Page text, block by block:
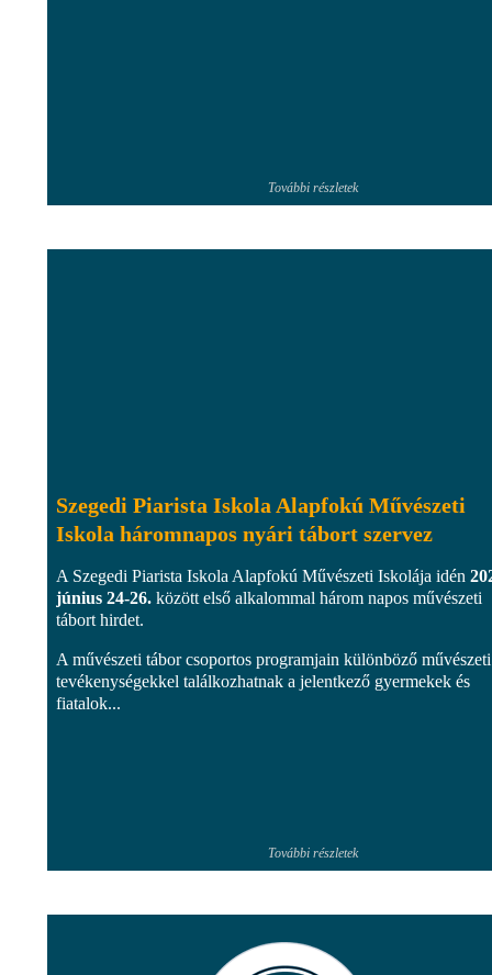
További részletek
Szegedi Piarista Iskola Alapfokú Művészeti
Iskola háromnapos nyári tábort szervez
A Szegedi Piarista Iskola Alapfokú Művészeti Iskolája idén
június 24-26. között első alkalommal három napos művészeti
tábort hirdet.
A művészeti tábor csoportos programjain különböző művészeti
tevékenységekkel találkozhatnak a jelentkező gyermekek és
fiatalok...
További részletek